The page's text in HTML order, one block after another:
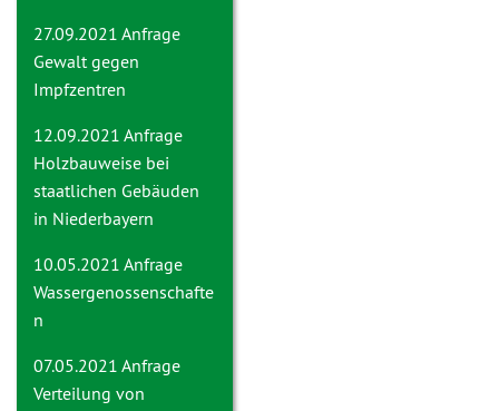
27.09.2021 Anfrage
Gewalt gegen
Impfzentren
12.09.2021 Anfrage
Holzbauweise bei
staatlichen Gebäuden
in Niederbayern
10.05.2021 Anfrage
Wassergenossenschafte
n
07.05.2021 Anfrage
Verteilung von